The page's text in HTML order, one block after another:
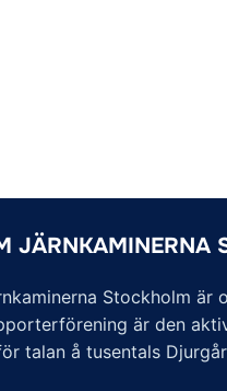
JÄRNKAMINERNA
Stockholm är
är den
talan å tusentals